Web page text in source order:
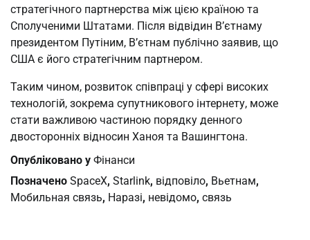
стратегічного партнерства між цією країною та
Сполученими Штатами. Після відвідин В’єтнаму
президентом Путіним, В’єтнам публічно заявив, що
США є його стратегічним партнером.
Таким чином, розвиток співпраці у сфері високих
технологій, зокрема супутникового інтернету, може
стати важливою частиною порядку денного
двосторонніх відносин Ханоя та Вашингтона.
Опубліковано у Фінанси
Позначено SpaceX, Starlink, відповіло, Вьетнам,
Мобильная связь, Наразі, невідомо, связь